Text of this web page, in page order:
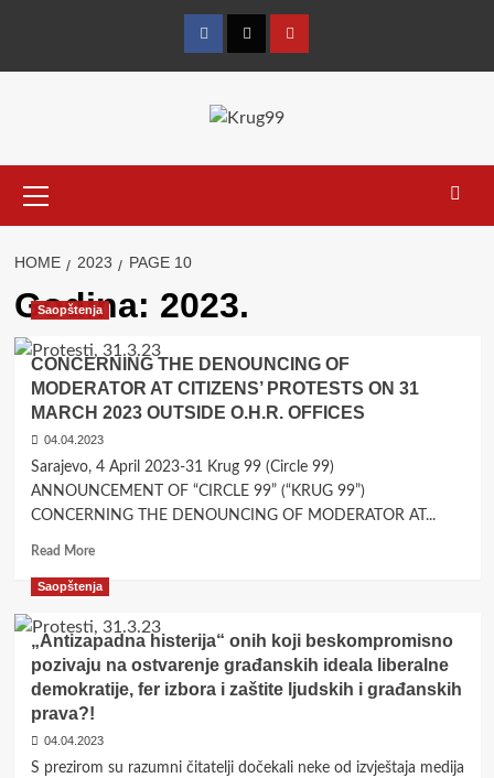
FacebookTwitterYouTube
Menu
HOME 2023 PAGE 10
Godina: 2023.
Saopštenja
CONCERNING THE DENOUNCING OF
MODERATOR AT CITIZENS’ PROTESTS ON 31
MARCH 2023 OUTSIDE O.H.R. OFFICES
04.04.2023
Sarajevo, 4 April 2023-31 Krug 99 (Circle 99)
ANNOUNCEMENT OF “CIRCLE 99” (“KRUG 99”)
CONCERNING THE DENOUNCING OF MODERATOR AT...
Read MoreRead
about
THE
DENOUNCING
OF
MODERATOR
AT
CITIZENS’
PROTESTS</strong>
Saopštenja
„Antizapadna histerija“ onih koji beskompromisno
pozivaju na ostvarenje građanskih ideala liberalne
demokratije, fer izbora i zaštite ljudskih i građanskih
prava?!
04.04.2023
S prezirom su razumni čitatelji dočekali neke od izvještaja medija